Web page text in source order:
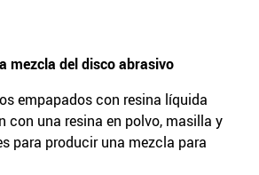
mezcla del disco abrasivo
empapados con resina líquida
con una resina en polvo, masilla y
para producir una mezcla para